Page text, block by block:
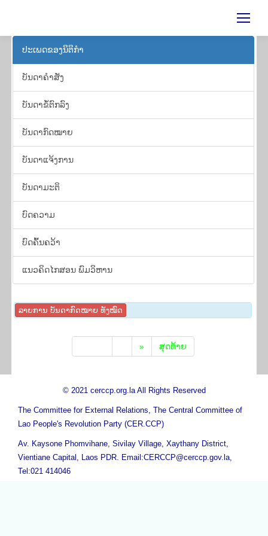
ປະ​ເພດ​ຂອງ​ນິ​ຕິ​ກຳ
​​ບັນ​ດາ​ຄຳ​ສັ່ງ
ບັນ​ດາ​ຂໍ້​ຕົກ​ລົງ
ບັນ​ດາ​ກົດ​ໝາຍ
​ບັນ​ດາ​ແຈ້ງ​ການ
ບັນ​ດາ​ມະ​ຕິ
ບົດ​ຄວາມ
​ບົດ​ຄົ້ນ​ຄວ້າ
​ແນວ​ຄິດ​ໄກ​ສອນ​ ພົມ​ວິ​ຫານ
ລາຍ​ການ ບັນ​ດາ​ກົດ​ໝາຍ ທັງ​ໝົດ
» ​ສຸດ​ທ້າຍ
© 2021 cerccp.org.la All Rights Reserved
The Committee for External Relations, The Central Committee of
Lao People's Revolution Party (CER.CCP)
Av. Kaysone Phomvihane, Sivilay Village, Xaythany District,
Vientiane Capital, Laos PDR. Email:CERCCP@cerccp.gov.la,
Tel:021 414046